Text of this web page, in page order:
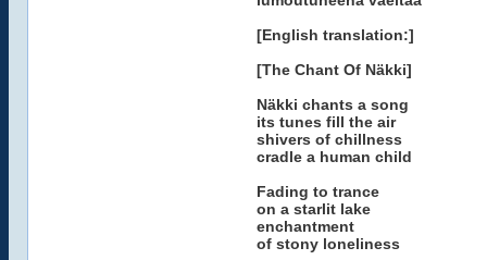
[English translation:]
[The Chant Of Näkki]
Näkki chants a song
its tunes fill the air
shivers of chillness
cradle a human child
Fading to trance
on a starlit lake
enchantment
of stony loneliness